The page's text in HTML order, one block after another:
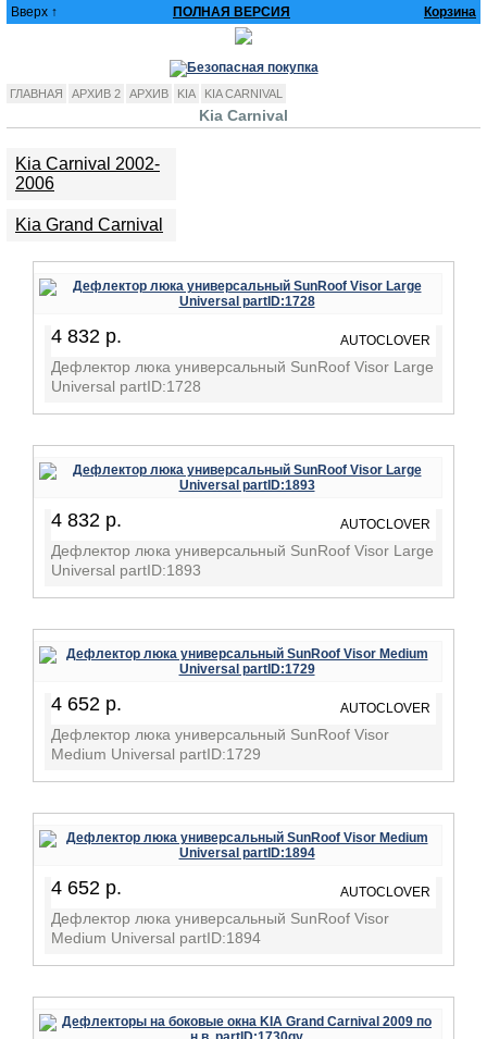
Вверх ↑ ПОЛНАЯ ВЕРСИЯ Корзина
ГЛАВНАЯ АРХИВ 2 АРХИВ KIA KIA CARNIVAL
Kia Carnival
Kia Carnival 2002-
2006
Kia Grand Carnival
4 832 р. AUTOCLOVER
Дефлектор люка универсальный SunRoof Visor Large
Universal partID:1728
4 832 р. AUTOCLOVER
Дефлектор люка универсальный SunRoof Visor Large
Universal partID:1893
4 652 р. AUTOCLOVER
Дефлектор люка универсальный SunRoof Visor
Medium Universal partID:1729
4 652 р. AUTOCLOVER
Дефлектор люка универсальный SunRoof Visor
Medium Universal partID:1894